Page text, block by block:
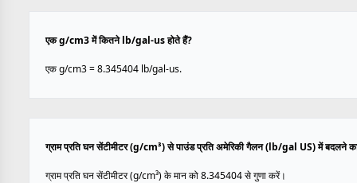
एक g/cm3 में कितने lb/gal-us होते हैं?
एक g/cm3 = 8.345404 lb/gal-us.
ग्राम प्रति घन सेंटीमीटर (g/cm³) से पाउंड प्रति अमेरिकी गैलन (lb/gal US) में बदलने
ग्राम प्रति घन सेंटीमीटर (g/cm³) के मान को 8.345404 से गुणा करें।